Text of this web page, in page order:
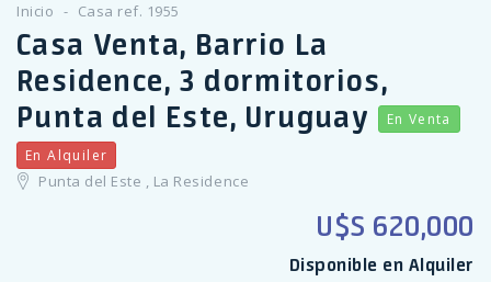
Inicio Casa ref. 1955
Casa Venta, Barrio La
Residence, 3 dormitorios,
Punta del Este, Uruguay
En Venta
En Alquiler
Punta del Este , La Residence
U$S 620,000
Disponible en Alquiler